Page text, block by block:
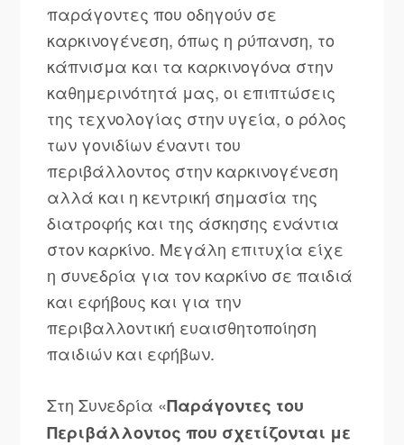
παράγοντες που οδηγούν σε
καρκινογένεση, όπως η ρύπανση, το
κάπνισμα και τα καρκινογόνα στην
καθημερινότητά μας, οι επιπτώσεις
της τεχνολογίας στην υγεία, ο ρόλος
των γονιδίων έναντι του
περιβάλλοντος στην καρκινογένεση
αλλά και η κεντρική σημασία της
διατροφής και της άσκησης ενάντια
στον καρκίνο. Μεγάλη επιτυχία είχε
η συνεδρία για τον καρκίνο σε παιδιά
και εφήβους και για την
περιβαλλοντική ευαισθητοποίηση
παιδιών και εφήβων.
Στη Συνεδρία «Παράγοντες του
Περιβάλλοντος που σχετίζονται με